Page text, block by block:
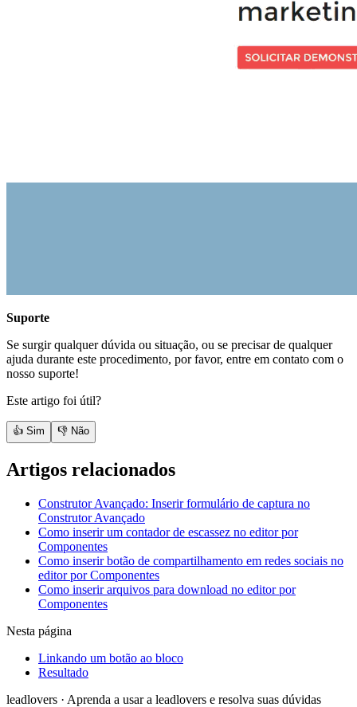
Suporte
Se surgir qualquer dúvida ou situação, ou se precisar de qualquer
ajuda durante este procedimento, por favor, entre em contato com o
nosso suporte!
Este artigo foi útil?
👍 Sim 👎 Não
Artigos relacionados
Construtor Avançado: Inserir formulário de captura no
Construtor Avançado
Como inserir um contador de escassez no editor por
Componentes
Como inserir botão de compartilhamento em redes sociais no
editor por Componentes
Como inserir arquivos para download no editor por
Componentes
Nesta página
Linkando um botão ao bloco
Resultado
leadlovers · Aprenda a usar a leadlovers e resolva suas dúvidas